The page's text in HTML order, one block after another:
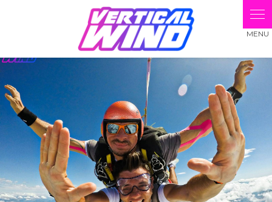
Panneau de gestion des cookies